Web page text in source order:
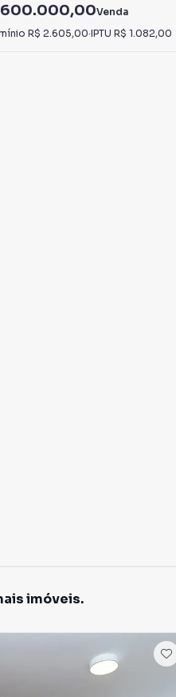
Venda
R$ 2.605,00·IPTU R$ 1.082,00
imóveis.